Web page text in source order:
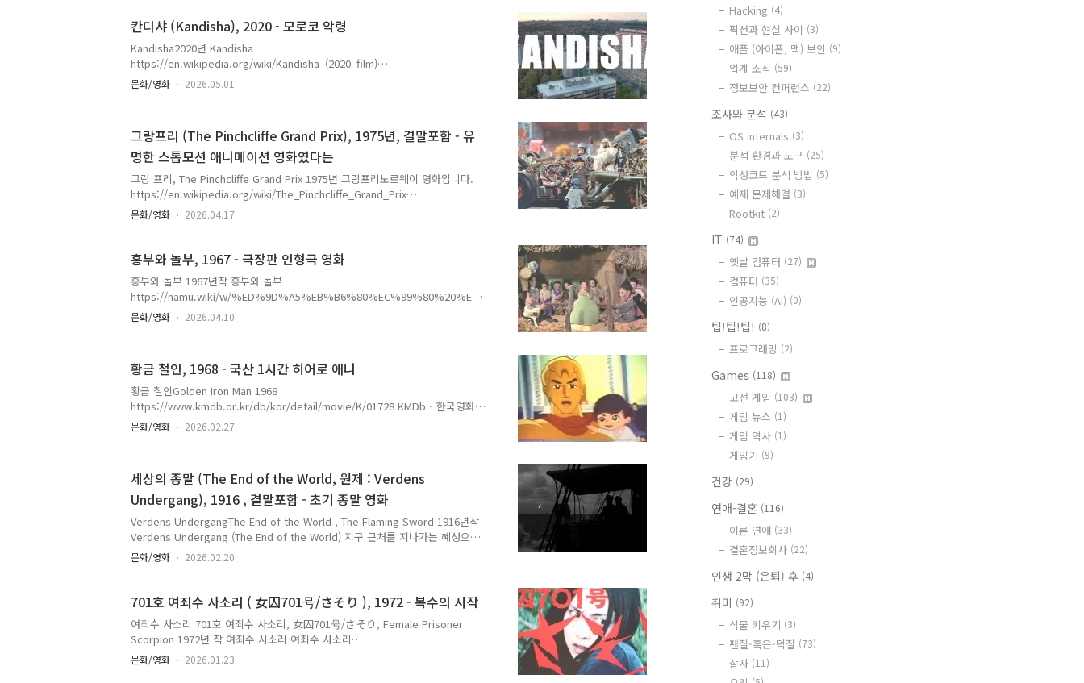
속 존재인 사이보그. 둘은 함께 핵 공격을 막는 위험한 임무에 뛰어든
다.www.netflix.com아웃사이드 더 와이어 위키
https://ko.wikipedia.org/wiki/%EC%95%84%EC%9B%83%EC%82%AC
%EC%9D%B4%EB%93%9C_%E..
칸디샤 (Kandisha), 2020 - 모로코 악령
Kandisha2020년 Kandisha
https://en.wikipedia.org/wiki/Kandisha_(2020_film)
https://www.imdb.com/title/tt11058930/ Kandisha (2020) ⭐ 5.4 |
Horror1h 25mwww.imdb.com AI 에 답변에 따르면 '아이샤 칸디샤'는 모로코
다. 그녀는 미모로 포르투갈 병사들을 유혹한 뒤, 매복한 아군에게 처치하게 하
는 전술을 썼습니다. 포르투갈인들이 그녀를 *"La Condessa"(백작 부인)*라 불
렀고, 이것이 모로코식으로 변형되어 Kandicha가..
문화/영화 2026.05.01
그랑프리 (The Pinchcliffe Grand Prix), 1975년, 결말포함 - 유
명한 스톱모션 애니메이션 영화였다는
그랑 프리, The Pinchcliffe Grand Prix 1975년 그랑프리노르웨이 영화입니다.
https://en.wikipedia.org/wiki/The_Pinchcliffe_Grand_Prix
https://www.imdb.com/title/tt0073000/ Flåklypa Grand Prix (1975) ⭐ 8.5 |
Animation, Comedy, Family1h 28m | Gwww.imdb.com 줄거리 레오도르 펠
하기로 결심한다. Rimspoke는 발명가입니다. 1975년에도 중동 지역은 위기였
습니다. 갑부는 자동차의 진가를 알아보고 투자를 합니다. 손상된 상태로 경기에
출전합니다. ..
문화/영화 2026.04.17
흥부와 놀부, 1967 - 극장판 인형극 영화
흥부와 놀부 1967년작 흥부와 놀부
https://namu.wiki/w/%ED%9D%A5%EB%B6%80%EC%99%80%20%EB
%86%80%EB%B6%80(1967) 흥부와 놀부(1967)1967년도에 만들어진 한국
최초의 극장판 인형극 영화(퍼펫 애니메이션)이자 1967년에 홍길동 에 이어 한
고 고쳐 사는 흥부(옛날에는 빈집 그냥 들어가서 살면되나요 ?) 주걱으로 맞아 밥
풀이 묻어 있는 내용도 잘 표현했습니다. 아이들이 참 많습니다.다른 사람을 대
신해 매를 맞고 돈을 법니다. 피를 리얼하게 표현했네요. 그런데, 뱀 입장에서는
배 ..
문화/영화 2026.04.10
황금 철인, 1968 - 국산 1시간 히어로 애니
황금 철인Golden Iron Man 1968
https://www.kmdb.or.kr/db/kor/detail/movie/K/01728 KMDb - 한국영화데
이터베이스- [출처 : KMDB]www.kmdb.or.kr 황금 철인 나무위키
https://namu.wiki/w/%ED%99%A9%EA%B8%88%EC%B2%A0%EC%9D
기반) 꾀돌이는 우주궁전에서 이곳의 주인인 황금철인을 만나 즐거운 시간을 보
낸다. 그때 악마 사탄이 '희망의 별'을 침략했다는 소식이 들려온다. 황금철인과
꾀돌이는 황무지로 변한 희망의 별에서 지영이라는 소녀를 ..
문화/영화 2026.02.27
세상의 종말 (The End of the World, 원제 : Verdens
Undergang), 1916 , 결말포함 - 초기 종말 영화
Verdens UndergangThe End of the World , The Flaming Sword 1916년작
Verdens Undergang (The End of the World) 지구 근처를 지나가는 혜성으
로 인해 발생하는 재난과 그 속에서 드러나는 인간의 욕망을 다룬 덴마크 무성
영화입니다. IMDBhttps://www.imdb.com/title/tt0128813/ Verdens
https://en.wikipedia.org/wiki/The_End_of_the_World_(1916_film) 영화가
개봉한 시점은 세계 1차 대전, 그리고 1910년 헬리혜성이 온지 몇 년 후입니다.
(..
문화/영화 2026.02.20
701호 여죄수 사소리 ( 女囚701号/さそり ), 1972 - 복수의 시작
여죄수 사소리 701호 여죄수 사소리, 女囚701号/さそり, Female Prisoner
Scorpion 1972년 작 여죄수 사소리 여죄수 사소리
https://namu.wiki/w/%EC%97%AC%EC%A3%84%EC%88%98%20%EC
%82%AC%EC%86%8C%EB%A6%AC 여죄수 사소리시노하라 토오루의 만화
문화/영화 2026.01.23
Hacking (4)
픽션과 현실 사이 (3)
애플 (아이폰, 맥) 보안 (9)
업계 소식 (59)
정보보안 컨퍼런스 (22)
조사와 분석 (43)
OS Internals (3)
분석 환경과 도구 (25)
악성코드 분석 방법 (5)
예제 문제해결 (3)
Rootkit (2)
IT (74)
옛날 컴퓨터 (27)
컴퓨터 (35)
인공지능 (AI) (0)
팁!팁!팁! (8)
프로그래밍 (2)
Games (118)
고전 게임 (103)
게임 뉴스 (1)
게임 역사 (1)
게임기 (9)
건강 (29)
연애-결혼 (116)
이론 연애 (33)
결혼정보회사 (22)
인생 2막 (은퇴) 후 (4)
취미 (92)
식물 키우기 (3)
팬질-혹은-덕질 (73)
살사 (11)